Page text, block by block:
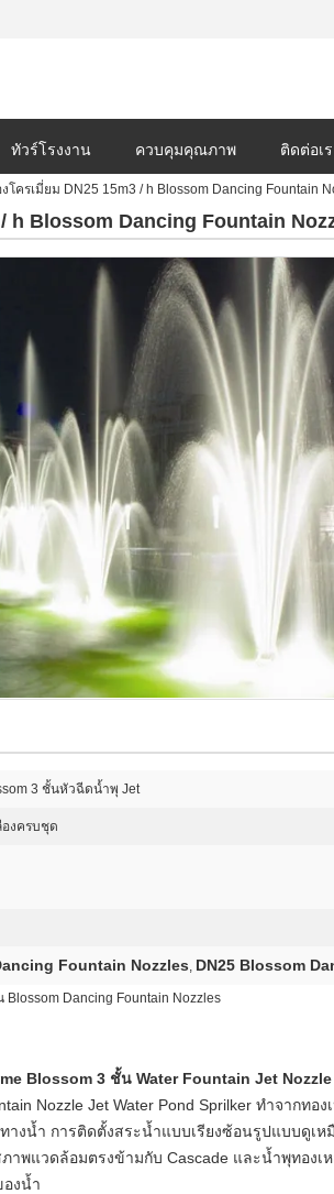
ทัวร์โรงงาน ควบคุมคุณภาพ ติดต่อเ
โครเมี่ยม DN25 15m3 / h Blossom Dancing Fountain
h Blossom Dancing Fountain
3 ชั้นหัวฉีดน้ำพุ Jet
องครบชุด
Fountain Nozzles, DN25 Blossom
Dancing Fountain Nozzles
Blossom 3 ชั้น Water Fountain Jet
Nozzle Jet Water Pond Sprilker ทำจาก
างน้ำ การติดตั้งสระน้ำแบบเรียงซ้อนรูปแบบดูเ
าพแวดล้อมตรงข้ามกับ Cascade และน้ำพุทองเ
องน้ำ